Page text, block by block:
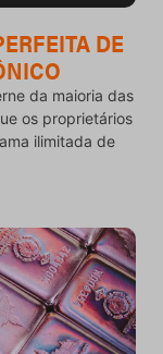
DE
da maioria das
os proprietários
ilimitada de